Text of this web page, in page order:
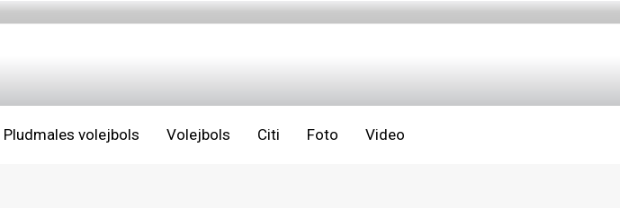
Pludmales volejbols Volejbols Citi Foto Video